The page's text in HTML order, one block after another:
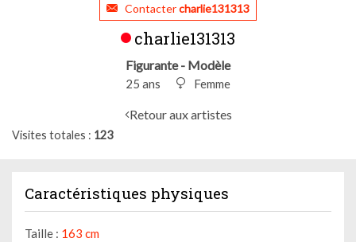
Contactercharlie131313
charlie131313
Figurante - Modèle
25 ans Femme
Retour aux artistes
Visites totales 123
Caractéristiques physiques
Taille : 163 cm